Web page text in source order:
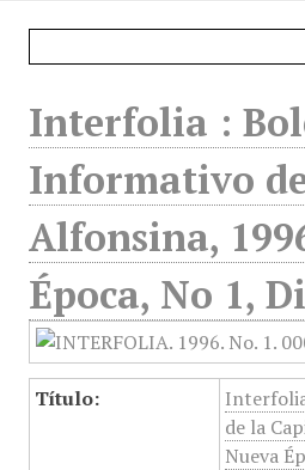
Interfolia :
Informativo
Alfonsina,
Época, No 1,
Título:
de la
Nueva